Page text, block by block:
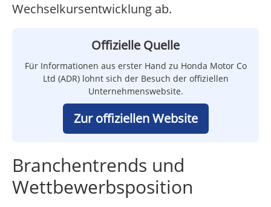
Wechselkursentwicklung ab.
Offizielle Quelle
Für Informationen aus erster Hand zu Honda Motor Co
Ltd (ADR) lohnt sich der Besuch der offiziellen
Unternehmenswebsite.
Zur offiziellen Website
Branchentrends und
Wettbewerbsposition